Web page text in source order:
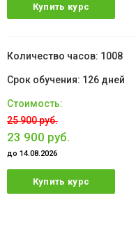
Купить курс
1008
126 дней
25 900 руб.
23 900 руб.
до 14.08.2026
Купить курс